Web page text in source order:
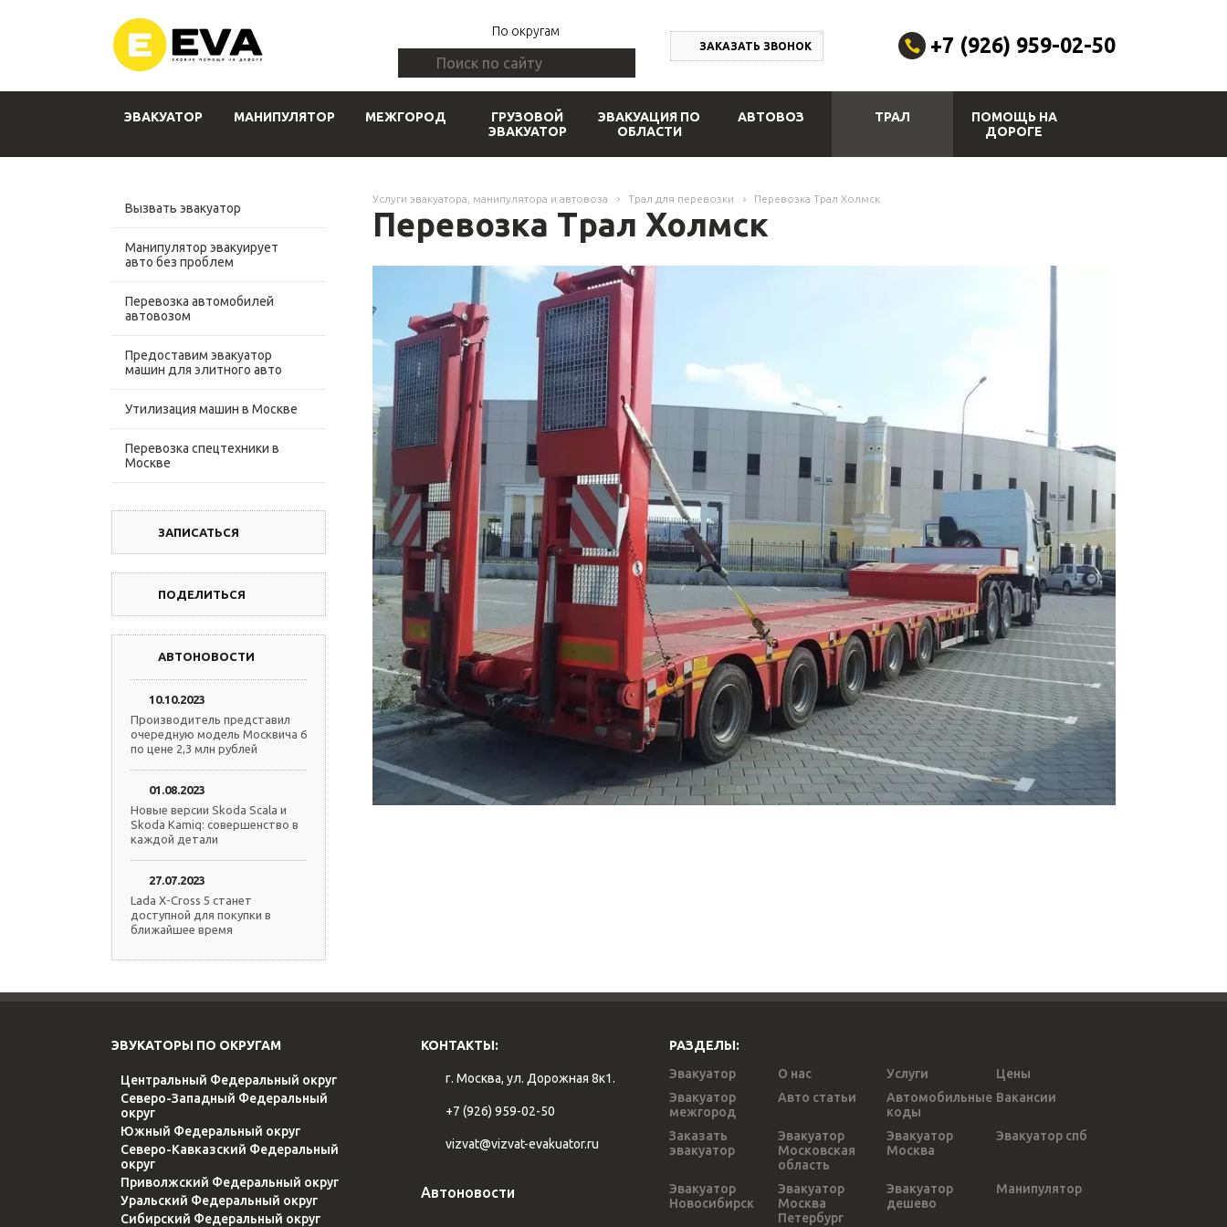
По округам
ЗАКАЗАТЬ ЗВОНОК +7 (926) 959-02-50
ЭВАКУАТОР МАНИПУЛЯТОР МЕЖГОРОД
ГРУЗОВОЙ
ЭВАКУАТОР
ЭВАКУАЦИЯ ПО
ОБЛАСТИ
АВТОВОЗ ТРАЛ
ПОМОЩЬ НА
ДОРОГЕ
Услуги эвакуатора, манипулятора и автовоза Трал для перевозки Перевозка Трал Холмск
Перевозка Трал Холмск
Вызвать эвакуатор
Манипулятор эвакуирует
авто без проблем
Перевозка автомобилей
автовозом
Предоставим эвакуатор
машин для элитного авто
Утилизация машин в Москве
Перевозка спецтехники в
Москве
ЗАПИСАТЬСЯ
ПОДЕЛИТЬСЯ
АВТОНОВОСТИ
10.10.2023
Производитель представил
очередную модель Москвича 6
по цене 2,3 млн рублей
01.08.2023
Новые версии Skoda Scala и
Skoda Kamiq: совершенство в
каждой детали
27.07.2023
Lada X-Cross 5 станет
доступной для покупки в
ближайшее время
ЭВУКАТОРЫ ПО ОКРУГАМ
Центральный Федеральный округ
Северо-Западный Федеральный
округ
Южный Федеральный округ
Северо-Кавказский Федеральный
округ
Приволжский Федеральный округ
Уральский Федеральный округ
Сибирский Федеральный округ
КОНТАКТЫ:
г. Москва, ул. Дорожная 8к1.
+7 (926) 959-02-50
vizvat@vizvat-evakuator.ru
Автоновости
РАЗДЕЛЫ:
Эвакуатор
О нас Услуги
Цены
Эвакуатор
межгород
Авто статьи
Автомобильные
коды
Вакансии
Заказать
эвакуатор
Эвакуатор
Московская
область
Эвакуатор
Москва
Эвакуатор спб
Эвакуатор
Новосибирск
Эвакуатор
Москва
Петербург
Эвакуатор
дешево
Манипулятор